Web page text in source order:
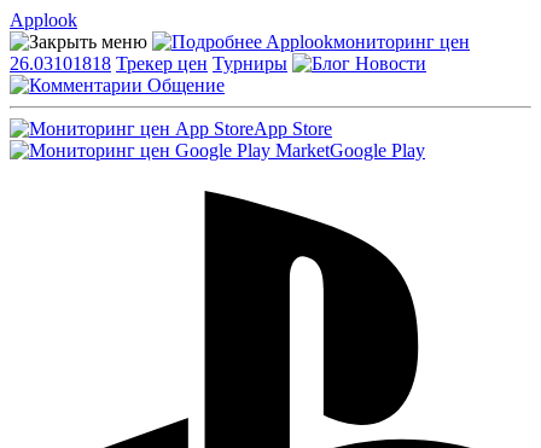
Applook
Applookмониторинг цен
26.03101818 Трекер цен Турниры
Новости
Общение
App Store
Google Play